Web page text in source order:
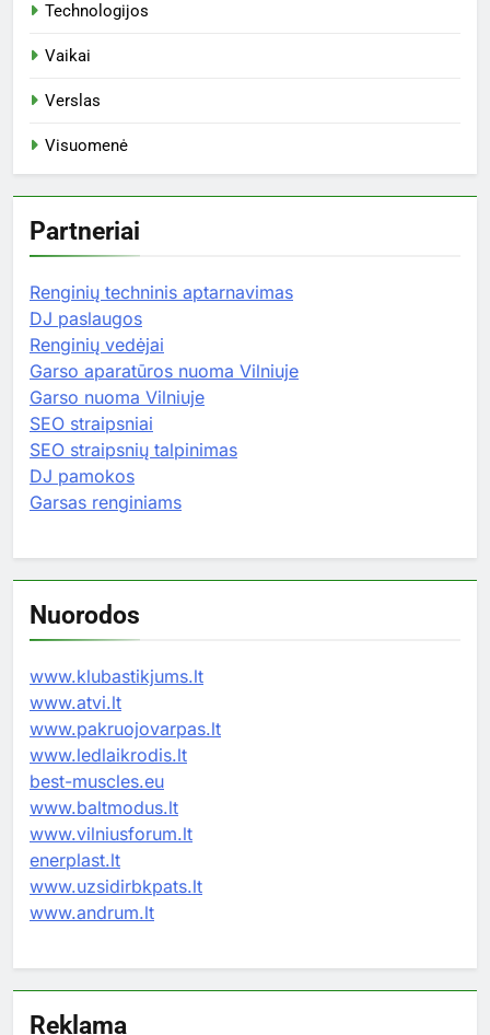
Technologijos
Vaikai
Verslas
Visuomenė
Partneriai
Renginių techninis aptarnavimas
DJ paslaugos
Renginių vedėjai
Garso aparatūros nuoma Vilniuje
Garso nuoma Vilniuje
SEO straipsniai
SEO straipsnių talpinimas
DJ pamokos
Garsas renginiams
Nuorodos
www.klubastikjums.lt
www.atvi.lt
www.pakruojovarpas.lt
www.ledlaikrodis.lt
best-muscles.eu
www.baltmodus.lt
www.vilniusforum.lt
enerplast.lt
www.uzsidirbkpats.lt
www.andrum.lt
Reklama